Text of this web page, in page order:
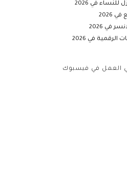
في 2026
2026
في 2026
في 2026
العمل في فيسبوك